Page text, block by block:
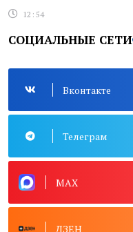
12:54
СОЦИАЛЬНЫЕ СЕТИ
Вконтакте
Телеграм
MAX
ДЗЕН